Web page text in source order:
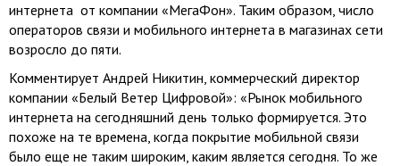
интернета от компании «МегаФон». Таким образом, число
операторов связи и мобильного интернета в магазинах сети
возросло до пяти.
Комментирует Андрей Никитин, коммерческий директор
компании «Белый Ветер Цифровой»: «Рынок мобильного
интернета на сегодняшний день только формируется. Это
похоже на те времена, когда покрытие мобильной связи
было еще не таким широким, каким является сегодня. То же